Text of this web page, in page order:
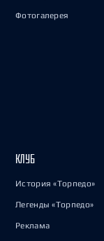
Фотогалерея
КЛУБ
История «Торпедо»
Легенды «Торпедо»
Реклама